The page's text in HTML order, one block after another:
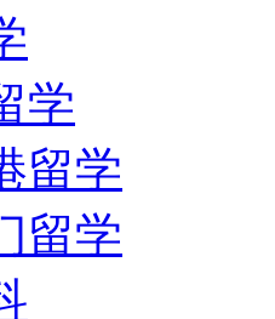
学
留学
留学